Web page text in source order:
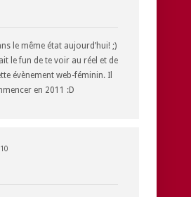
le même état aujourd’hui! ;)
le fun de te voir au réel et de
évènement web-féminin. Il
en 2011 :D